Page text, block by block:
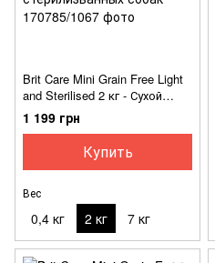
Brit Care Mini Grain Free Light
and Sterilised 2 кг - Сухой
корм с кроликом и лососем
для взрослых собак мини
пород с избыточным весом
или стерилизванных собак
1 199 грн
Купить
Вес
0,4 кг 2 кг 7 кг